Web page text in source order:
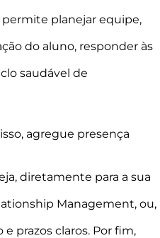
permite planejar equipe,
do aluno, responder às
saudável de
agregue presença
diretamente para a sua
Management, ou,
prazos claros. Por fim,